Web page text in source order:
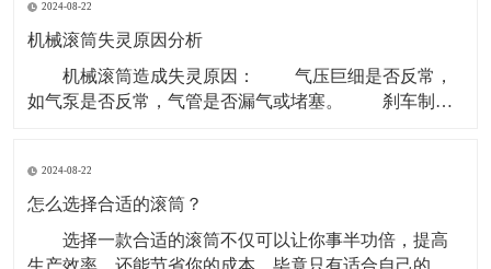
份，所以现在用于食品行业基本用PU型输送带。 材
质有PVC、聚乙烯、聚炳稀、PP、塑钢 ACE
2024-08-22
机械滚筒失灵原因分析
机械滚筒造成失灵原因： 气压巨细是否反常，
如气泵是否反常，气管是否漏气或堵塞。 刹车制动
锤张紧处上部个改向机械滚筒除应笔直于皮带长度方向
以外还应笔直于重力垂线，即确保其轴中心线水平。
2024-08-22
怎么选择合适的滚筒？
选择一款合适的滚筒不仅可以让你事半功倍，提高
生产效率，还能节省你的成本，毕竟只有适合自己的才